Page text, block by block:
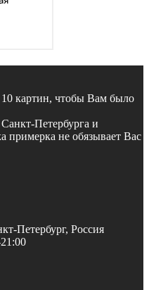
картин, чтобы Вам было
Петербурга и
примерка не обязывает Вас
Петербург, Россия